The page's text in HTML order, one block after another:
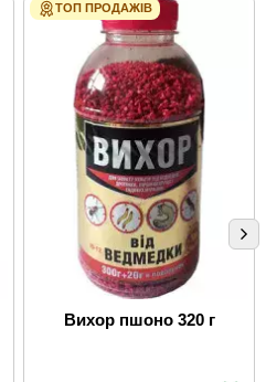
ТОП ПРОДАЖІВ
Вихор пшоно 320 г